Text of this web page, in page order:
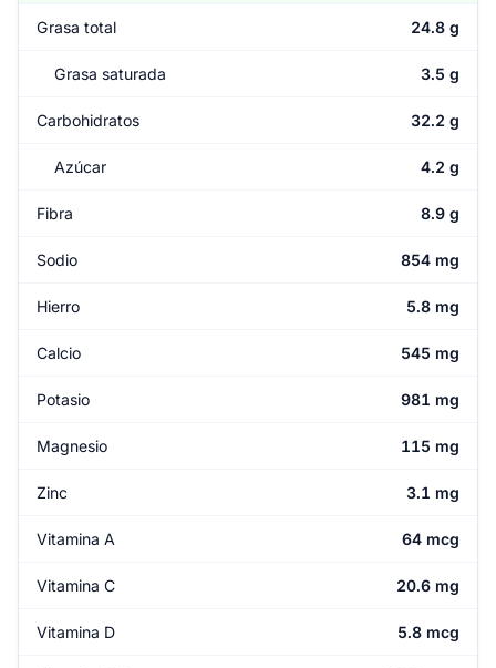
Grasa total 24.8 g
Grasa saturada 3.5 g
Carbohidratos 32.2 g
Azúcar 4.2 g
Fibra 8.9 g
Sodio 854 mg
Hierro 5.8 mg
Calcio 545 mg
Potasio 981 mg
Magnesio 115 mg
Zinc 3.1 mg
Vitamina A 64 mcg
Vitamina C 20.6 mg
Vitamina D 5.8 mcg